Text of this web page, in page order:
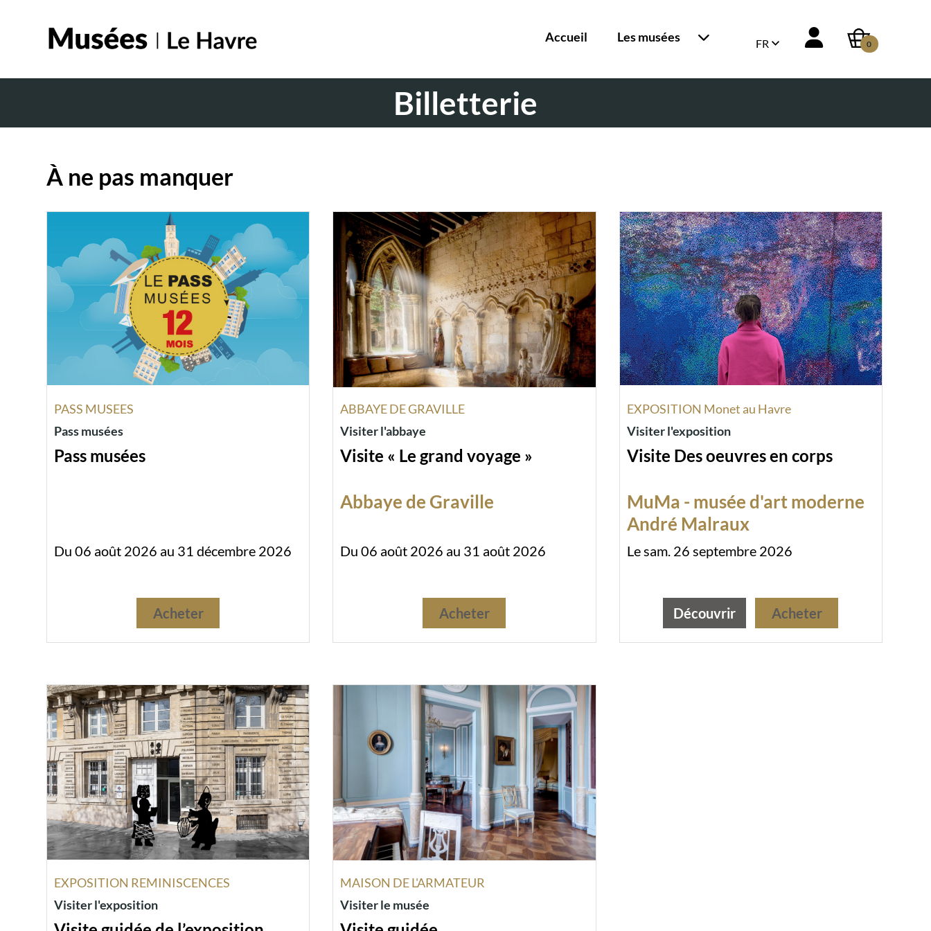
0
FR
Accueil Les musées
Billetterie
À ne pas manquer
PASS MUSEES
Pass musées
Pass musées
Du 06 août 2026 au 31 décembre 2026
Acheter
ABBAYE DE GRAVILLE
Visiter l'abbaye
Visite « Le grand voyage »
Abbaye de Graville
Du 06 août 2026 au 31 août 2026
Acheter
EXPOSITION Monet au Havre
Visiter l'exposition
Visite Des oeuvres en corps
MuMa - musée d'art moderne
André Malraux
Le sam. 26 septembre 2026
Découvrir Acheter
EXPOSITION REMINISCENCES
Visiter l'exposition
MAISON DE L'ARMATEUR
Visiter le musée